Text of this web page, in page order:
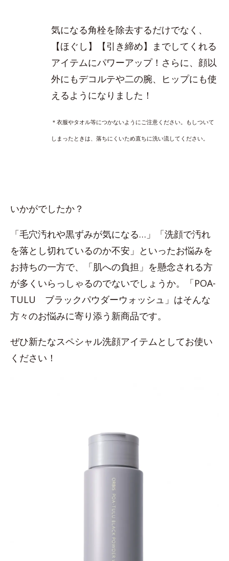
気になる角栓を除去するだけでなく、
【ほぐし】【引き締め】までしてくれる
アイテムにパワーアップ！さらに、顔以
外にもデコルテや二の腕、ヒップにも使
えるようになりました！
＊衣服やタオル等につかないようにご注意ください。もしついて
しまったときは、落ちにくいため直ちに洗い流してください。
いかがでしたか？
「毛穴汚れや黒ずみが気になる…」「洗顔で汚れ
を落とし切れているのか不安」といったお悩みを
お持ちの一方で、「肌への負担」を懸念される方
が多くいらっしゃるのでないでしょうか。「POA-
TULU ブラックパウダーウォッシュ」はそんな
方々のお悩みに寄り添う新商品です。
ぜひ新たなスペシャル洗顔アイテムとしてお使い
ください！